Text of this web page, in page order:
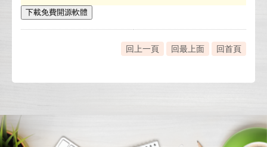
下載免費開源軟體
回上一頁 回最上面 回首頁